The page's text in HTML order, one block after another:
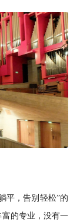
平，告别轻松”的
的专业，没有一